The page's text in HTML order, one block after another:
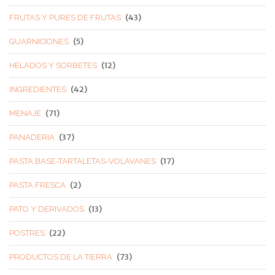
FRUTAS Y PURES DE FRUTAS (43)
GUARNICIONES (5)
HELADOS Y SORBETES (12)
INGREDIENTES (42)
MENAJE (71)
PANADERIA (37)
PASTA BASE-TARTALETAS-VOLAVANES (17)
PASTA FRESCA (2)
PATO Y DERIVADOS (13)
POSTRES (22)
PRODUCTOS DE LA TIERRA (73)